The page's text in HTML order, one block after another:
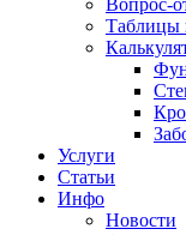
Вопрос-
Таблицы
Услуги
Статьи
Инфо
Новости